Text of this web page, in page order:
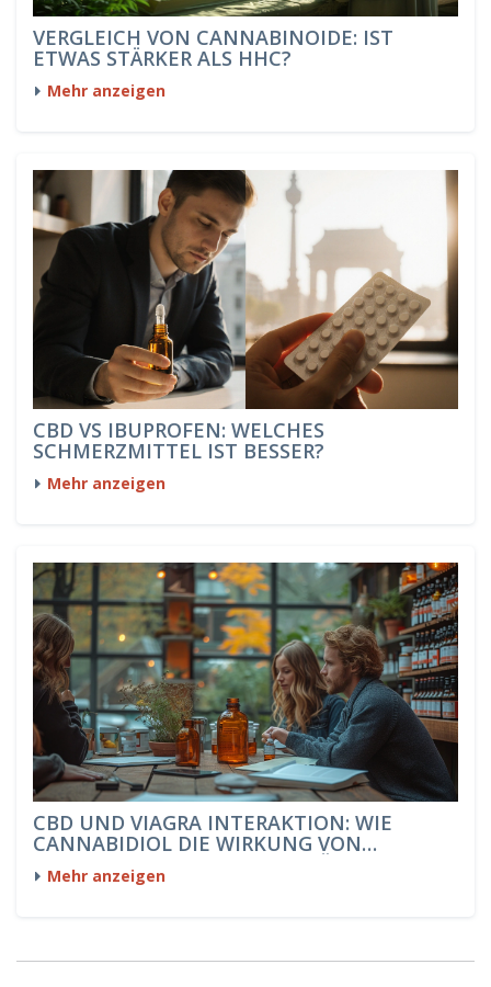
VERGLEICH VON CANNABINOIDE: IST
ETWAS STÄRKER ALS HHC?
Mehr anzeigen
CBD VS IBUPROFEN: WELCHES
SCHMERZMITTEL IST BESSER?
Mehr anzeigen
CBD UND VIAGRA INTERAKTION: WIE
CANNABIDIOL DIE WIRKUNG VON
SILDENAFIL BEEINFLUSSEN KÖNNTE
Mehr anzeigen